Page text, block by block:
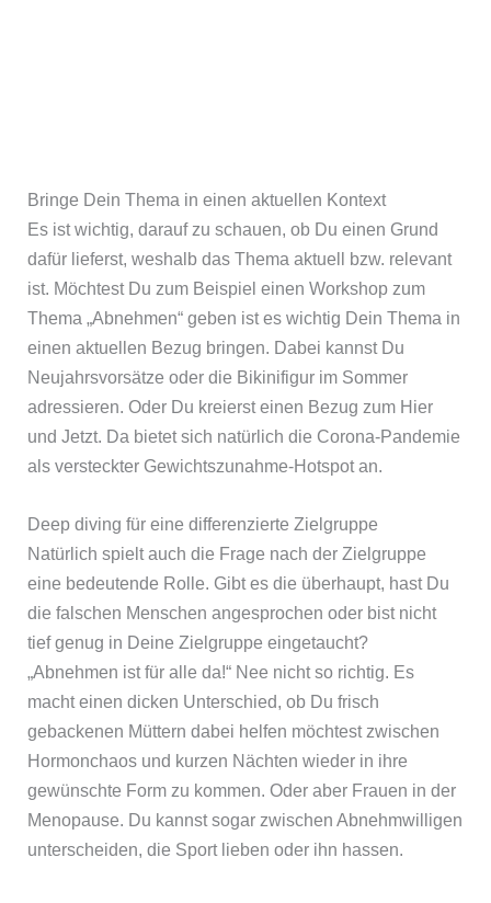
Bringe Dein Thema in einen aktuellen Kontext
Es ist wichtig, darauf zu schauen, ob Du einen Grund
dafür lieferst, weshalb das Thema aktuell bzw. relevant
ist. Möchtest Du zum Beispiel einen Workshop zum
Thema „Abnehmen“ geben ist es wichtig Dein Thema in
einen aktuellen Bezug bringen. Dabei kannst Du
Neujahrsvorsätze oder die Bikinifigur im Sommer
adressieren. Oder Du kreierst einen Bezug zum Hier
und Jetzt. Da bietet sich natürlich die Corona-Pandemie
als versteckter Gewichtszunahme-Hotspot an.
Deep diving für eine differenzierte Zielgruppe
Natürlich spielt auch die Frage nach der Zielgruppe
eine bedeutende Rolle. Gibt es die überhaupt, hast Du
die falschen Menschen angesprochen oder bist nicht
tief genug in Deine Zielgruppe eingetaucht?
„Abnehmen ist für alle da!“ Nee nicht so richtig. Es
macht einen dicken Unterschied, ob Du frisch
gebackenen Müttern dabei helfen möchtest zwischen
Hormonchaos und kurzen Nächten wieder in ihre
gewünschte Form zu kommen. Oder aber Frauen in der
Menopause. Du kannst sogar zwischen Abnehmwilligen
unterscheiden, die Sport lieben oder ihn hassen.